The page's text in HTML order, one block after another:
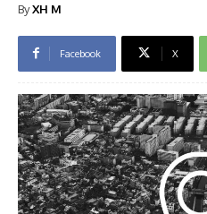
ByXH M
Facebook X